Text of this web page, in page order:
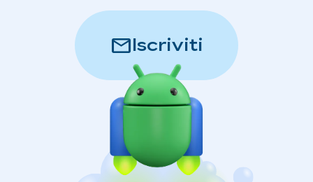
mailIscriviti